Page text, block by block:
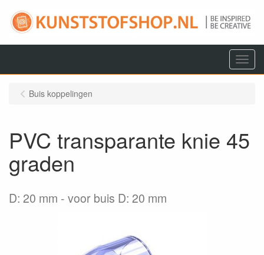
Menu
Buis koppelingen
PVC transparante knie 45
graden
D: 20 mm voor buis D: 20 mm